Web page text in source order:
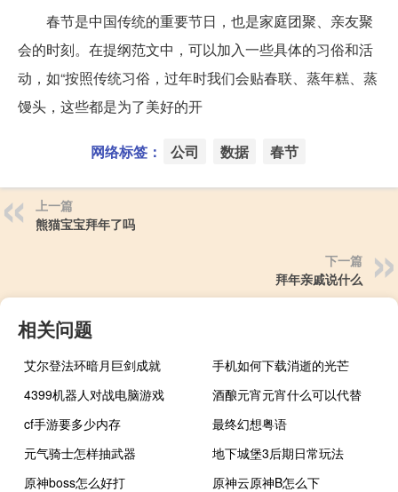
春节是中国传统的重要节日，也是家庭团聚、亲友聚
会的时刻。在提纲范文中，可以加入一些具体的习俗和活
动，如“按照传统习俗，过年时我们会贴春联、蒸年糕、蒸
馒头，这些都是为了美好的开
网络标签： 公司 数据 春节
上一篇
熊猫宝宝拜年了吗
下一篇
拜年亲戚说什么
相关问题
艾尔登法环暗月巨剑成就
手机如何下载消逝的光芒
4399机器人对战电脑游戏
酒酿元宵元宵什么可以代替
cf手游要多少内存
最终幻想粤语
元气骑士怎样抽武器
地下城堡3后期日常玩法
原神boss怎么好打
原神云原神B怎么下